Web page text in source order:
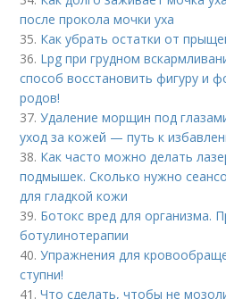
после прокола мочки уха
35. Как убрать остатки от
36. Lpg при грудном
способ восстановить фигуру и
родов!
37.Удаление морщин под
уход за кожей — путь к
38. Как часто можно делать
подмышек. Сколько нужно
для гладкой кожи
39. Ботокс вред для организма.
ботулинотерапии
40.Упражнения для
ступни!
41.Что сделать, чтобы не